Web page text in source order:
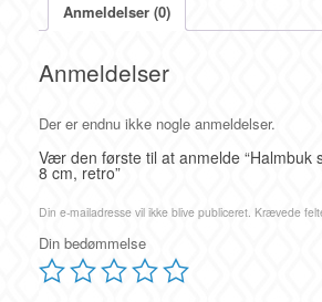
antal
Anmeldelser (0)
Anmeldelser
Der er endnu ikke nogle anmeldelser.
Vær den første til at anmelde “Halmbuk
8 cm, retro”
Din e-mailadresse vil ikke blive publiceret. Krævede
Din bedømmelse